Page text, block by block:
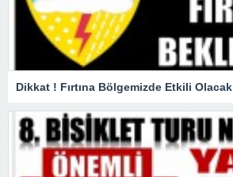
Dikkat ! Fırtına Bölgemizde Etkili Olacak